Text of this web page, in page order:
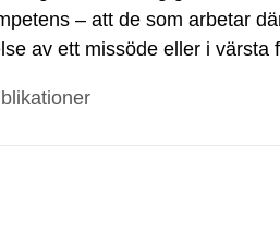
– att de som arbetar
av ett missöde eller i värsta